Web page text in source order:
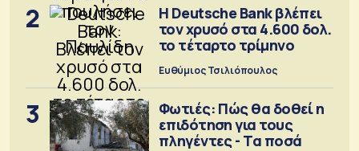
2
Η Deutsche Bank βλέπει
τον χρυσό στα 4.600 δολ.
το τέταρτο τρίμηνο
Ευθύμιος Τσιλιόπουλος
3
Φωτιές: Πώς θα δοθεί η
επιδότηση για τους
πληγέντες - Τα ποσά